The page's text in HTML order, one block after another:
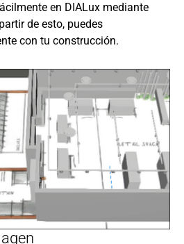
en DIALux mediante
de esto, puedes
con tu construcción.